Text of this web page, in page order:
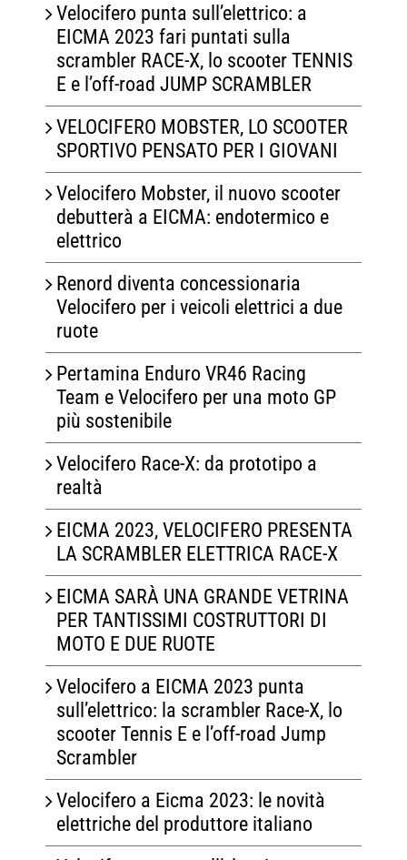
Velocifero punta sull’elettrico: a
EICMA 2023 fari puntati sulla
scrambler RACE-X, lo scooter TENNIS
E e l’off-road JUMP SCRAMBLER
VELOCIFERO MOBSTER, LO SCOOTER
SPORTIVO PENSATO PER I GIOVANI
Velocifero Mobster, il nuovo scooter
debutterà a EICMA: endotermico e
elettrico
Renord diventa concessionaria
Velocifero per i veicoli elettrici a due
ruote
Pertamina Enduro VR46 Racing
Team e Velocifero per una moto GP
più sostenibile
Velocifero Race-X: da prototipo a
realtà
EICMA 2023, VELOCIFERO PRESENTA
LA SCRAMBLER ELETTRICA RACE-X
EICMA SARÀ UNA GRANDE VETRINA
PER TANTISSIMI COSTRUTTORI DI
MOTO E DUE RUOTE
Velocifero a EICMA 2023 punta
sull’elettrico: la scrambler Race-X, lo
scooter Tennis E e l’off-road Jump
Scrambler
Velocifero a Eicma 2023: le novità
elettriche del produttore italiano